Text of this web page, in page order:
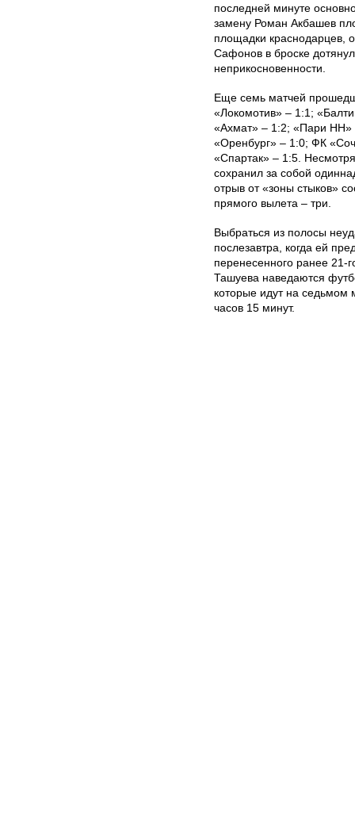
последней минуте
замену Роман Акбашев
площадки краснодарцев,
Сафонов в броске
неприкосновенности.
Еще семь матчей
«Локомотив» – 1:1;
«Ахмат» – 1:2; «Пари
«Оренбург» – 1:0; ФК
«Спартак» – 1:5.
сохранил за собой
отрыв от «зоны стыков»
прямого вылета – три.
Выбраться из полосы
послезавтра, когда ей
перенесенного ранее 21-
Ташуева наведаются
которые идут на седьмом
часов 15 минут.